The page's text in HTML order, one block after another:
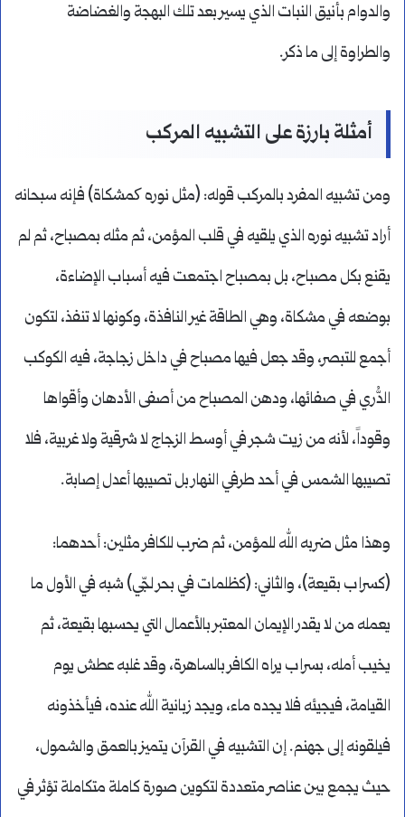
والدوام بأنيق النبات الذي يسير بعد تلك البهجة والغضاضة
والطراوة إلى ما ذكر.
أمثلة بارزة على التشبيه المركب
ومن تشبيه المفرد بالمركب قوله: (مثل نوره کمشكاة) فإنه سبحانه
أراد تشبيه نوره الذي يلقيه في قلب المؤمن، ثم مثله بمصباح، ثم لم
يقنع بكل مصباح، بل بمصباح اجتمعت فيه أسباب الإضاءة،
بوضعه في مشكاة، وهي الطاقة غير النافذة، وكونها لا تنفذ، لتكون
أجمع للتبصر، وقد جعل فيها مصباح في داخل زجاجة، فيه الكوكب
الدُّري في صفائها، ودهن المصباح من أصفى الأدهان وأقواها
وقوداً، لأنه من زيت شجر في أوسط الزجاج لا شرقية ولا غربية، فلا
تصيبها الشمس في أحد طرفي النهار بل تصيبها أعدل إصابة.
وهذا مثل ضربه الله للمؤمن، ثم ضرب للكافر مثلين: أحدهما:
(كسراب بقيعة)، والثاني: (كظلمات في بحر لجّي) شبه في الأول ما
يعمله من لا يقدر الإيمان المعتبر بالأعمال التي يحسبها بقيعة، ثم
يخيب أمله، بسراب يراه الكافر بالساهرة، وقد غلبه عطش يوم
القيامة، فيجيئه فلا يجده ماء، ويجد زبانية الله عنده، فيأخذونه
فيلقونه إلى جهنم. إن التشبيه في القرآن يتميز بالعمق والشمول،
حيث يجمع بين عناصر متعددة لتكوين صورة كاملة متكاملة تؤثر في